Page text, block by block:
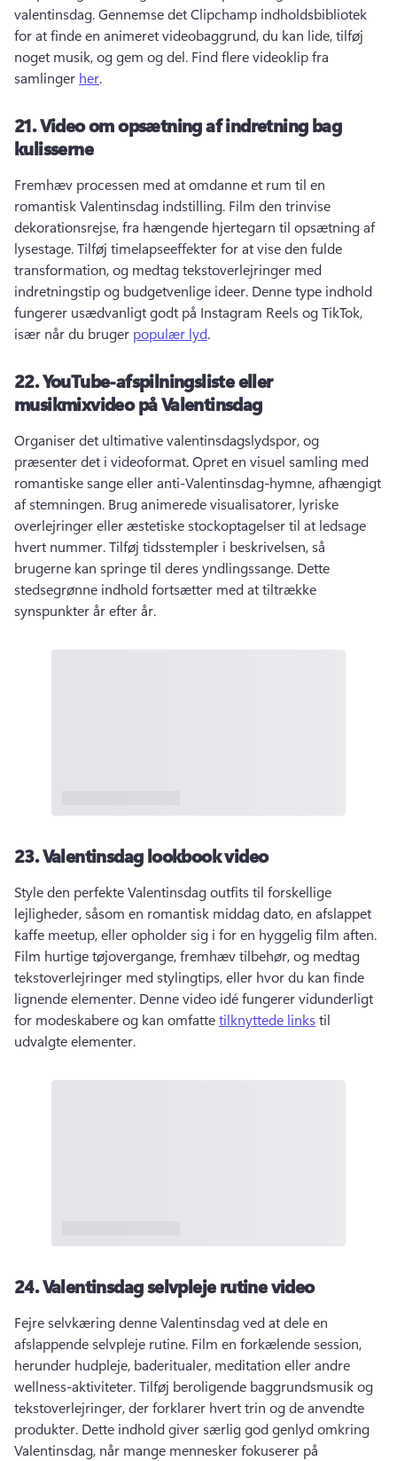
valentinsdag. Gennemse det Clipchamp indholdsbibliotek
for at finde en animeret videobaggrund, du kan lide, tilføj
noget musik, og gem og del. Find flere videoklip fra
samlinger her.
21.Video om opsætning af indretning bag
kulisserne
Fremhæv processen med at omdanne et rum til en
romantisk Valentinsdag indstilling. Film den trinvise
dekorationsrejse, fra hængende hjertegarn til opsætning af
lysestage. Tilføj timelapseeffekter for at vise den fulde
transformation, og medtag tekstoverlejringer med
indretningstip og budgetvenlige ideer. Denne type indhold
fungerer usædvanligt godt på Instagram Reels og TikTok,
især når du bruger populær lyd.
22.YouTube-afspilningsliste eller
musikmixvideo på Valentinsdag
Organiser det ultimative valentinsdagslydspor, og
præsenter det i videoformat. Opret en visuel samling med
romantiske sange eller anti-Valentinsdag-hymne, afhængigt
af stemningen. Brug animerede visualisatorer, lyriske
overlejringer eller æstetiske stockoptagelser til at ledsage
hvert nummer. Tilføj tidsstempler i beskrivelsen, så
brugerne kan springe til deres yndlingssange. Dette
stedsegrønne indhold fortsætter med at tiltrække
synspunkter år efter år.
23.Valentinsdag lookbook video
Style den perfekte Valentinsdag outfits til forskellige
lejligheder, såsom en romantisk middag dato, en afslappet
Film hurtige tøjovergange, fremhæv tilbehør, og medtag
tekstoverlejringer med stylingtips, eller hvor du kan finde
lignende elementer. Denne video idé fungerer vidunderligt
for modeskabere og kan omfatte tilknyttede links til
udvalgte elementer.
24.Valentinsdag selvpleje rutine video
Fejre selvkæring denne Valentinsdag ved at dele en
afslappende selvpleje rutine. Film en forkælende session,
herunder hudpleje, baderitualer, meditation eller andre
wellness-aktiviteter. Tilføj beroligende baggrundsmusik og
tekstoverlejringer, der forklarer hvert trin og de anvendte
produkter. Dette indhold giver særlig god genlyd omkring
Valentinsdag, når mange mennesker fokuserer på